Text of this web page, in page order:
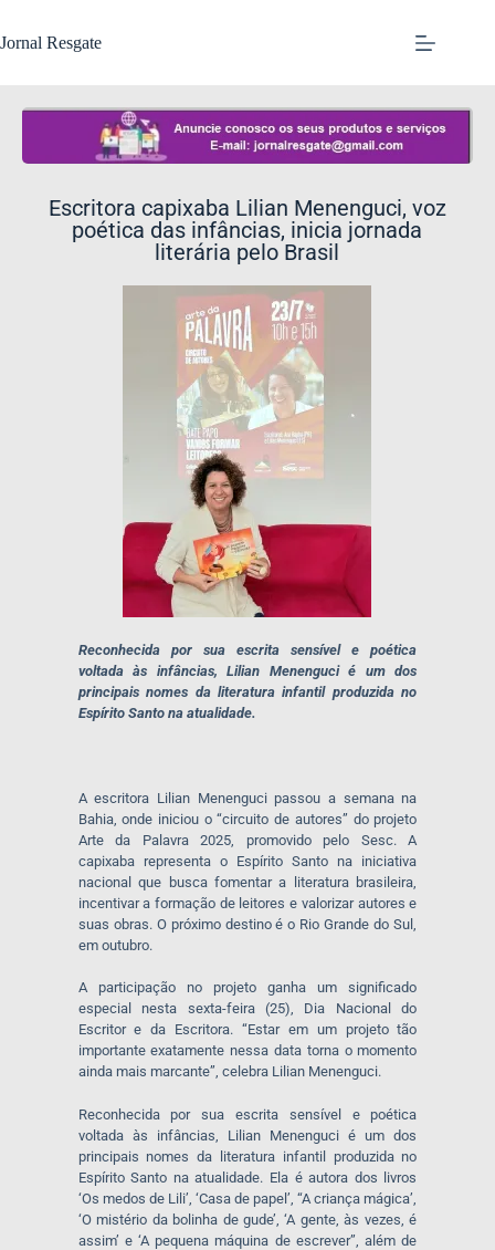
Jornal Resgate
Escritora capixaba Lilian Menenguci, voz
poética das infâncias, inicia jornada
literária pelo Brasil
Reconhecida por sua escrita sensível e poética
voltada às infâncias, Lilian Menenguci é um dos
principais nomes da literatura infantil produzida no
Espírito Santo na atualidade.
A escritora Lilian Menenguci passou a semana na
Bahia, onde iniciou o “circuito de autores” do projeto
Arte da Palavra 2025, promovido pelo Sesc. A
capixaba representa o Espírito Santo na iniciativa
nacional que busca fomentar a literatura brasileira,
incentivar a formação de leitores e valorizar autores e
suas obras. O próximo destino é o Rio Grande do Sul,
em outubro.
A participação no projeto ganha um significado
especial nesta sexta-feira (25), Dia Nacional do
Escritor e da Escritora. “Estar em um projeto tão
importante exatamente nessa data torna o momento
ainda mais marcante”, celebra Lilian Menenguci.
Reconhecida por sua escrita sensível e poética
voltada às infâncias, Lilian Menenguci é um dos
principais nomes da literatura infantil produzida no
Espírito Santo na atualidade. Ela é autora dos livros
‘Os medos de Lili’, ‘Casa de papel’, “A criança mágica’,
‘O mistério da bolinha de gude’, ‘A gente, às vezes, é
assim’ e ‘A pequena máquina de escrever”, além de